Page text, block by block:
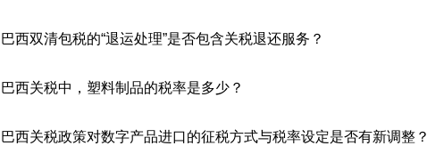
巴西双清包税的“退运处理”是否包含关税退还服务？
巴西关税中，塑料制品的税率是多少？
巴西关税政策对数字产品进口的征税方式与税率设定是否有新调整？